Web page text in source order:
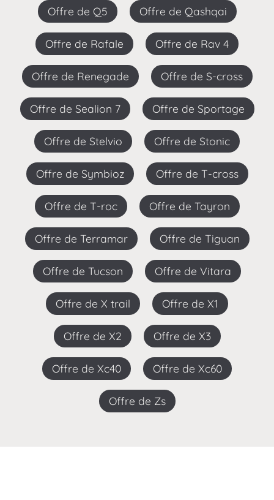
Offre de Q5 Offre de Qashqai
Offre de Rafale Offre de Rav 4
Offre de Renegade Offre de S-cross
Offre de Sealion 7 Offre de Sportage
Offre de Stelvio Offre de Stonic
Offre de Symbioz Offre de T-cross
Offre de T-roc Offre de Tayron
Offre de Terramar Offre de Tiguan
Offre de Tucson Offre de Vitara
Offre de X trail Offre de X1
Offre de X2 Offre de X3
Offre de Xc40 Offre de Xc60
Offre de Zs